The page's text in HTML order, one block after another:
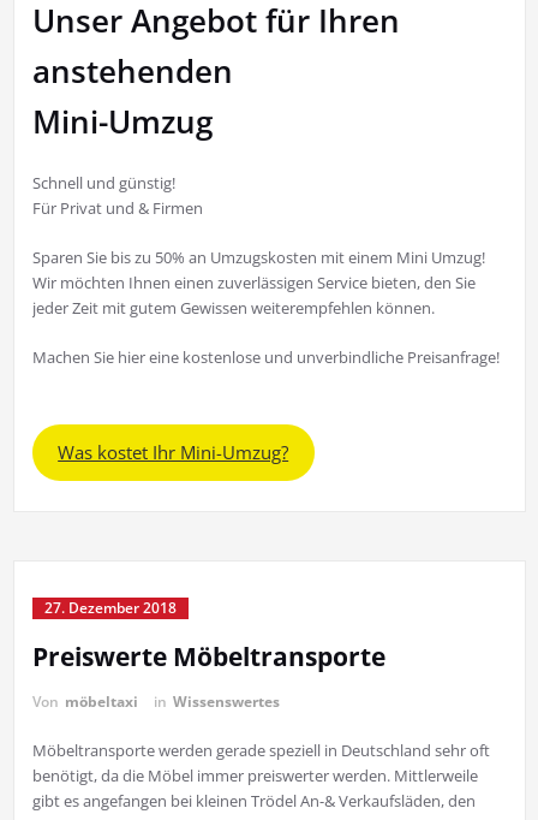
Unser Angebot für Ihren
anstehenden
Mini-Umzug
Schnell und günstig!
Für Privat und & Firmen
Sparen Sie bis zu 50% an Umzugskosten mit einem Mini Umzug!
Wir möchten Ihnen einen zuverlässigen Service bieten, den Sie
jeder Zeit mit gutem Gewissen weiterempfehlen können.
Machen Sie hier eine kostenlose und unverbindliche Preisanfrage!
Was kostet Ihr Mini-Umzug?
27. Dezember 2018
Preiswerte Möbeltransporte
Von möbeltaxi in Wissenswertes
Möbeltransporte werden gerade speziell in Deutschland sehr oft
benötigt, da die Möbel immer preiswerter werden. Mittlerweile
gibt es angefangen bei kleinen Trödel An-& Verkaufsläden, den